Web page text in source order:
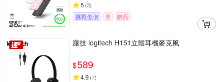
5 (3)
挑戰低價 券 贈品
羅技 logitech H151立體耳機麥克風
$589
4.9 (7)